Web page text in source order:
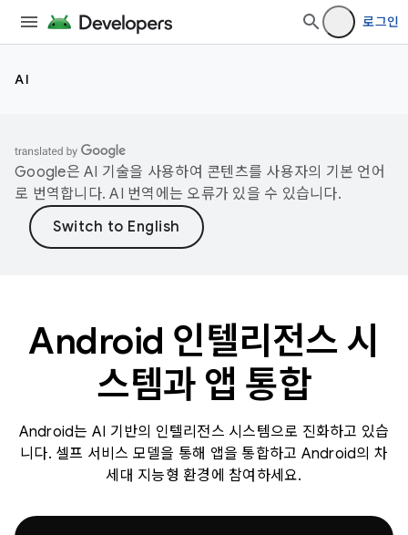
로그인
AI
Google은 AI 기술을 사용하여 콘텐츠를 사용자의 기본 언어
로 번역합니다. AI 번역에는 오류가 있을 수 있습니다.
Android 인텔리전스 시
스템과 앱 통합
Android는 AI 기반의 인텔리전스 시스템으로 진화하고 있습
니다. 셀프 서비스 모델을 통해 앱을 통합하고 Android의 차
세대 지능형 환경에 참여하세요.